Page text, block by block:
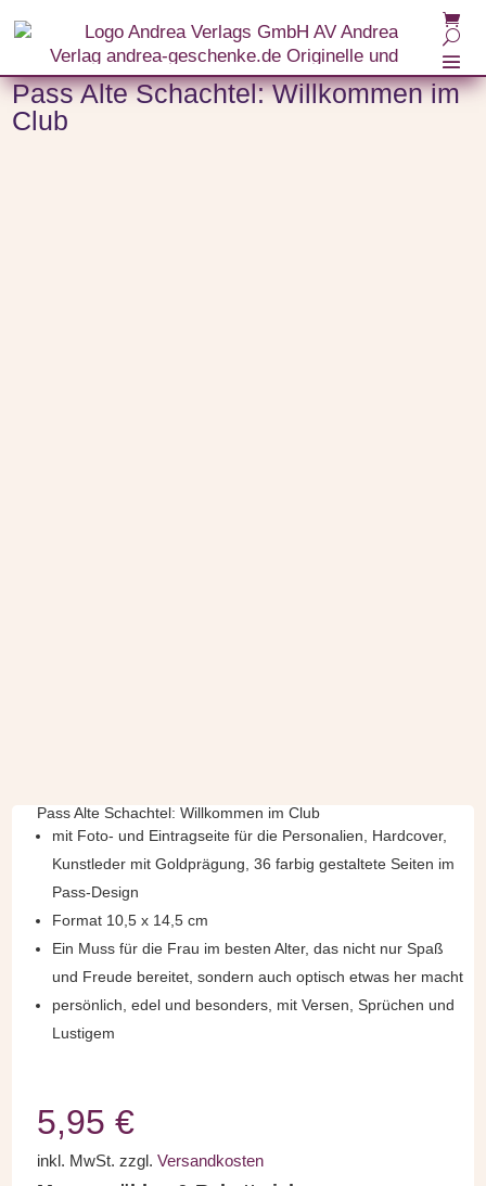
Start Themenwelten/Ruhestand | Rente/ Pass Alte Schachtel: Willkommen im Club
Pass Alte Schachtel: Willkommen im
Club
Pass Alte Schachtel: Willkommen im Club
mit Foto- und Eintragseite für die Personalien, Hardcover,
Kunstleder mit Goldprägung, 36 farbig gestaltete Seiten im
Pass-Design
Format 10,5 x 14,5 cm
Ein Muss für die Frau im besten Alter, das nicht nur Spaß
und Freude bereitet, sondern auch optisch etwas her macht
persönlich, edel und besonders, mit Versen, Sprüchen und
Lustigem
5,95 €
inkl. MwSt. zzgl. Versandkosten